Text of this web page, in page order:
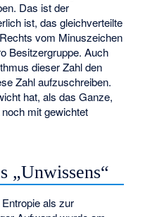
Das ist der
ist, das gleichverteilte
vom Minuszeichen
Besitzergruppe. Auch
dieser Zahl den
Zahl aufzuschreiben.
hat, als das Ganze,
noch mitgewichtet
„Unwissens“
als zur